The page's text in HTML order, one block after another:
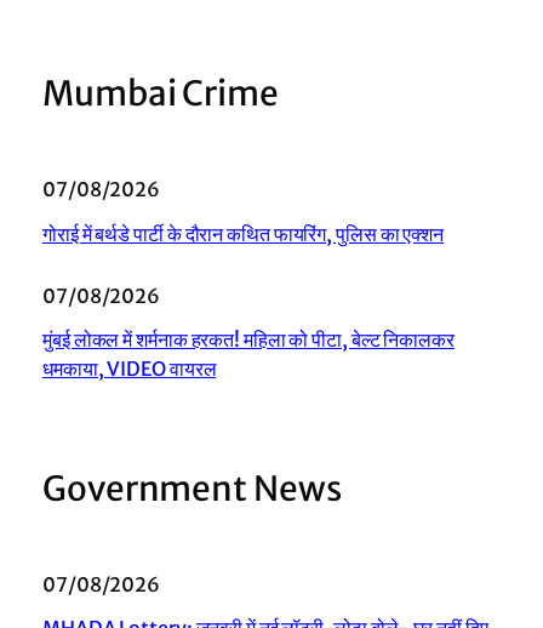
Mumbai Crime
07/08/2026
गोराई में बर्थडे पार्टी के दौरान कथित फायरिंग, पुलिस का एक्शन
07/08/2026
मुंबई लोकल में शर्मनाक हरकत! महिला को पीटा, बेल्ट निकालकर
धमकाया, VIDEO वायरल
Government News
07/08/2026